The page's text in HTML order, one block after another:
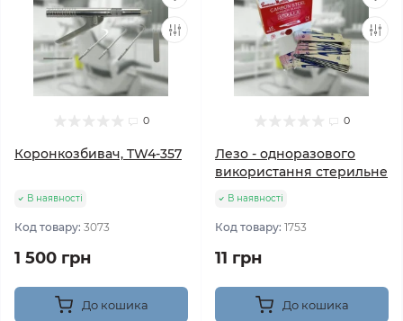
0
Коронкозбивач, TW4-357
В наявності
Код товару: 3073
1 500 грн
До кошика
0
Лезо - одноразового
використання стерильне
В наявності
Код товару: 1753
11 грн
До кошика